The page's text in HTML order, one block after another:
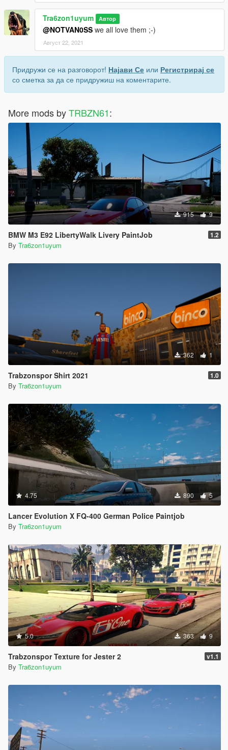
Tra6zon1uyum Автор
@NOTVAN0SS we all love them ;-)
Август 22, 2021
Придружи се на разговорот! Најави Се или Регистрирај се
со сметка за да се придружиш на коментарите.
More mods byTRBZN61:
915 9
BMW M3 E92 LibertyWalk Livery PaintJob 1.2
By Tra6zon1uyum
362 1
Trabzonspor Shirt 2021 1.0
By Tra6zon1uyum
4.75 890 5
Lancer Evolution X FQ-400 German Police Paintjob
By Tra6zon1uyum
5.0 363 9
Trabzonspor Texture for Jester 2 v1.1
By Tra6zon1uyum